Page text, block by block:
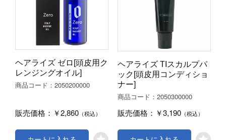
ヘアライズ ゼロ[頭皮用ク
レンジングオイル]
商品コード：2050200000
販売価格： ￥2,860 （税込）
ヘアライズ TIスカルプパ
ック[頭皮用コンディショ
ナー]
商品コード：2050300000
販売価格： ￥3,190 （税込）